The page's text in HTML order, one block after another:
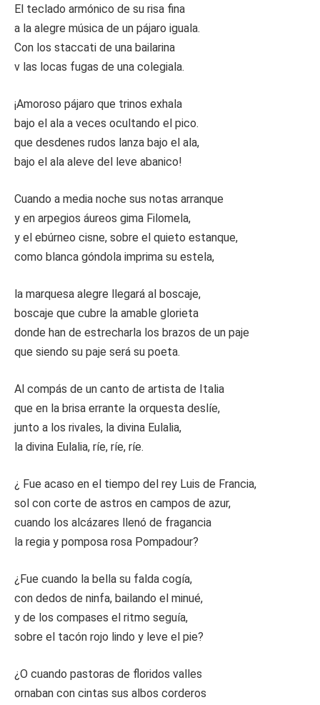
El teclado armónico de su risa fina
a la alegre música de un pájaro iguala.
Con los staccati de una bailarina
v las locas fugas de una colegiala.
¡Amoroso pájaro que trinos exhala
bajo el ala a veces ocultando el pico.
que desdenes rudos lanza bajo el ala,
bajo el ala aleve del leve abanico!
Cuando a media noche sus notas arranque
y en arpegios áureos gima Filomela,
y el ebúrneo cisne, sobre el quieto estanque,
como blanca góndola imprima su estela,
la marquesa alegre llegará al boscaje,
boscaje que cubre la amable glorieta
donde han de estrecharla los brazos de un paje
que siendo su paje será su poeta.
Al compás de un canto de artista de Italia
que en la brisa errante la orquesta deslíe,
junto a los rivales, la divina Eulalia,
la divina Eulalia, ríe, ríe, ríe.
¿ Fue acaso en el tiempo del rey Luis de Francia,
sol con corte de astros en campos de azur,
cuando los alcázares llenó de fragancia
la regia y pomposa rosa Pompadour?
¿Fue cuando la bella su falda cogía,
con dedos de ninfa, bailando el minué,
y de los compases el ritmo seguía,
sobre el tacón rojo lindo y leve el pie?
¿O cuando pastoras de floridos valles
ornaban con cintas sus albos corderos